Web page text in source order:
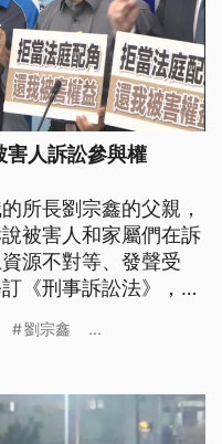
害人訴訟參與權
所長劉宗鑫的父親，
被害人和家屬們在訴
源不對等、發聲受
《刑事訴訟法》，強
劉宗鑫 ...